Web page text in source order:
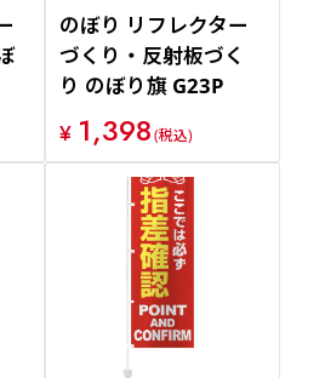
のぼり リフレクター
づくり・反射板づく
り のぼり旗 G23P
¥ 1,398(税込)